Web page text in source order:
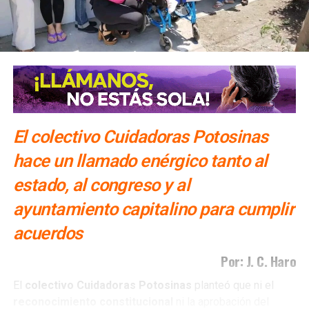
El colectivo Cuidadoras Potosinas
hace un llamado enérgico tanto al
estado, al congreso y al
ayuntamiento capitalino para cumplir
acuerdos
Por: J. C. Haro
El colectivo Cuidadoras Potosinas
planteó que ni el